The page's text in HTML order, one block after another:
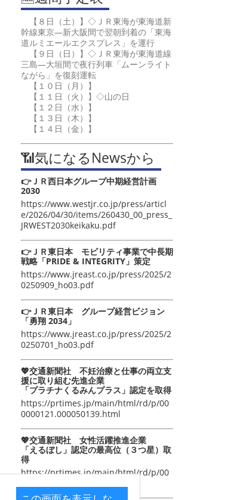
【８日（土）】◇ＪＲ東海が東海道新
幹線東京―新大阪間で翌朝到着の「東海
道ルミエールエクスプレス」を運行
【９日（日）】◇ＪＲ東海が東海道線
三島―大垣間で夜行列車「ムーンライト
ながら」を復刻運転
【１０日（月）】
【１１日（火）】◇山の日
【１２日（水）】
【１３日（木）】
【１４日（金）】
📶気になるNewsから
👉ＪＲ西日本グループ中期経営計画
2030
https://www.westjr.co.jp/press/articl
e/2026/04/30/items/260430_00_press_
JRWEST2030keikaku.pdf
👉ＪＲ東日本 モビリティ事業で中長期
戦略「PRIDE & INTEGRITY」策定
https://www.jreast.co.jp/press/2025/2
0250909_ho03.pdf
👉ＪＲ東日本 グループ経営ビジョン
「勇翔 2034」
https://www.jreast.co.jp/press/2025/2
0250701_ho03.pdf
💖交通新聞社 不妊治療と仕事の両立支
援に取り組む先進企業
「プラチナくるみんプラス」認定を取得
https://prtimes.jp/main/html/rd/p/00
0000121.000050139.html
💖交通新聞社 女性活躍推進企業
「えるぼし」認定の最高位（３つ星）取
得
https://prtimes.jp/main/html/rd/p/00